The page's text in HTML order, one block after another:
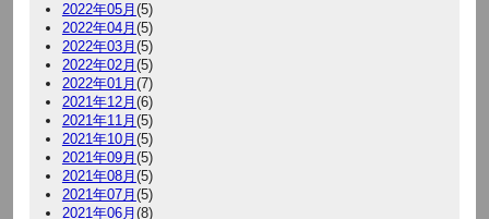
2022年05月 (5)
2022年04月 (5)
2022年03月 (5)
2022年02月 (5)
2022年01月 (7)
2021年12月 (6)
2021年11月 (5)
2021年10月 (5)
2021年09月 (5)
2021年08月 (5)
2021年07月 (5)
2021年06月 (8)